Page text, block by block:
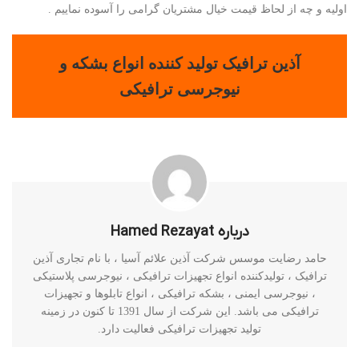
اولیه و چه از لحاظ قیمت خیال مشتریان گرامی را آسوده نماییم .
آذین ترافیک تولید کننده انواع بشکه و
نیوجرسی ترافیکی
درباره Hamed Rezayat
حامد رضایت موسس شرکت آذین علائم آسیا ، با نام تجاری آذین
ترافیک ، تولیدکننده انواع تجهیزات ترافیکی ، نیوجرسی پلاستیکی
، نیوجرسی ایمنی ، بشکه ترافیکی ، انواع تابلوها و تجهیزات
ترافیکی می باشد. این شرکت از سال 1391 تا کنون در زمینه
تولید تجهیزات ترافیکی فعالیت دارد.